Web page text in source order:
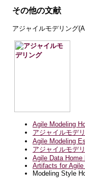
その他の文献
アジャイルモデリング
Agile Modeling
アジャイルモデ
Agile Modeling
アジャイルモデ
Agile Data Home
Artifacts for Agile
Modeling Style